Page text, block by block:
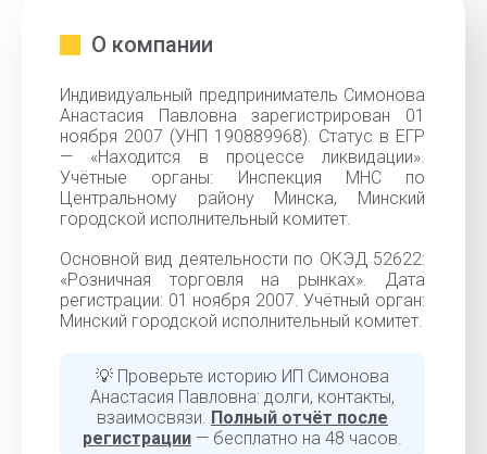
О компании
Индивидуальный предприниматель Симонова
Анастасия Павловна зарегистрирован 01
ноября 2007 (УНП 190889968). Статус в ЕГР
— «Находится в процессе ликвидации».
Учётные органы: Инспекция МНС по
Центральному району Минска, Минский
городской исполнительный комитет.
Основной вид деятельности по ОКЭД 52622:
«Розничная торговля на рынках». Дата
регистрации: 01 ноября 2007. Учётный орган:
Минский городской исполнительный комитет.
💡 Проверьте историю ИП Симонова
Анастасия Павловна: долги, контакты,
взаимосвязи. Полный отчёт после
регистрации — бесплатно на 48 часов.